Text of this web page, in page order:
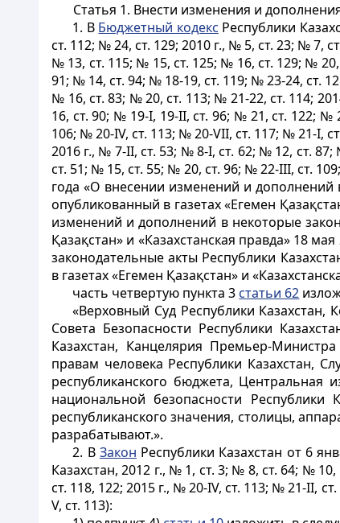
Статья 1. Внести изменения и
1. В Бюджетный кодекс Республики
ст. 112; № 24, ст. 129; 2010 г., № 5, ст. 23; № 7,
№ 13, ст. 115; № 15, ст. 125; № 16, ст. 129; №
91; № 14, ст. 94; № 18-19, ст. 119; № 23-24, ст.
№ 16, ст. 83; № 20, ст. 113; № 21-22, ст. 114;
16, ст. 90; № 19-І, 19-II, ст. 96; № 21, ст. 122;
106; № 20-IV, ст. 113; № 20-VII, ст. 117; № 21-І,
2016 г., № 7-II, ст. 53; № 8-І, cт. 62; № 12, ст.
ст. 51; № 15, ст. 55; № 20, ст. 96; № 22-ІІІ, ст.
года «О внесении изменений и дополнений
опубликованный в газетах «Егемен
изменений и дополнений в некоторые
Қазақстан» и «Казахстанская правда» 18
законодательные акты Республики
в газетах «Егемен Қазақстан» и
часть четвертую пункта 3 статьи 62
«Верховный Суд Республики Казахстан,
Совета Безопасности Республики
Казахстан, Канцелярия Премьер-
правам человека Республики Казахстан,
республиканского бюджета, Центральная
национальной безопасности Республики
республиканского значения, столицы,
разрабатывают.».
2. В Закон Республики Казахстан от 6
Казахстан, 2012 г., № 1, ст. 3; № 8, ст. 64; №
ст. 118, 122; 2015 г., № 20-IV, ст. 113; № 21-II,
V, ст. 113):